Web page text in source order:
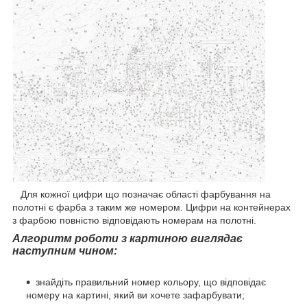
Для кожної цифри що позначає області фарбування на
полотні є фарба з таким же номером. Цифри на контейнерах
з фарбою повністю відповідають номерам на полотні.
Алгоритм роботи з картиною виглядає
наступним чином:
знайдіть правильний номер кольору, що відповідає
номеру на картині, який ви хочете зафарбувати;